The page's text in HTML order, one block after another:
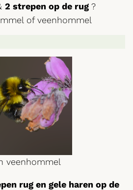
2 strepen op de rug ?
of veenhommel
veenhommel
rug en gele haren op de